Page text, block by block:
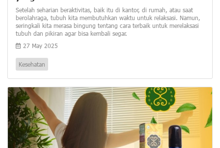
Setelah seharian beraktivitas, baik itu di kantor, di rumah, atau saat
berolahraga, tubuh kita membutuhkan waktu untuk relaksasi. Namun,
seringkali kita merasa bingung tentang cara terbaik untuk merelaksasi
tubuh dan pikiran agar bisa kembali segar.
27 May 2025
Kesehatan